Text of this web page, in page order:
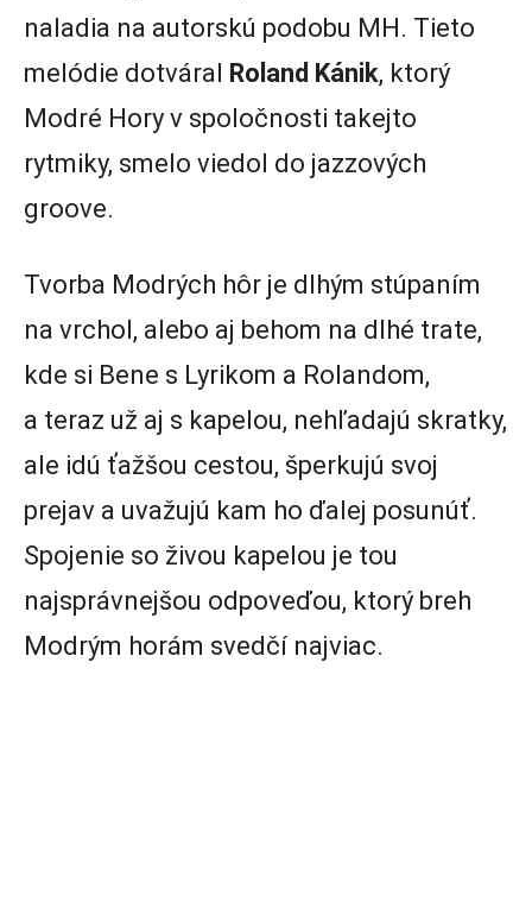
naladia na autorskú podobu MH. Tieto
melódie dotváral Roland Kánik, ktorý
Modré Hory v spoločnosti takejto
rytmiky, smelo viedol do jazzových
groove.
Tvorba Modrých hôr je dlhým stúpaním
na vrchol, alebo aj behom na dlhé trate,
kde si Bene s Lyrikom a Rolandom,
a teraz už aj s kapelou, nehľadajú skratky,
ale idú ťažšou cestou, šperkujú svoj
prejav a uvažujú kam ho ďalej posunúť.
Spojenie so živou kapelou je tou
najsprávnejšou odpoveďou, ktorý breh
Modrým horám svedčí najviac.